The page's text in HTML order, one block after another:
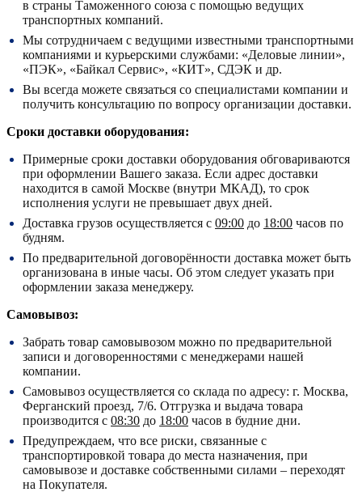
в страны Таможенного союза с помощью ведущих
транспортных компаний.
Мы сотрудничаем с ведущими известными транспортными
компаниями и курьерскими службами: «Деловые линии»,
«ПЭК», «Байкал Сервис», «КИТ», СДЭК и др.
Вы всегда можете связаться со специалистами компании и
получить консультацию по вопросу организации доставки.
Сроки доставки оборудования:
Примерные сроки доставки оборудования обговариваются
при оформлении Вашего заказа. Если адрес доставки
находится в самой Москве (внутри МКАД), то срок
исполнения услуги не превышает двух дней.
Доставка грузов осуществляется с 09:00 до 18:00 часов по
будням.
По предварительной договорённости доставка может быть
организована в иные часы. Об этом следует указать при
оформлении заказа менеджеру.
Самовывоз:
Забрать товар самовывозом можно по предварительной
записи и договоренностями с менеджерами нашей
компании.
Самовывоз осуществляется со склада по адресу: г. Москва,
Ферганский проезд, 7/6. Отгрузка и выдача товара
производится с 08:30 до 18:00 часов в будние дни.
Предупреждаем, что все риски, связанные с
транспортировкой товара до места назначения, при
самовывозе и доставке собственными силами – переходят
на Покупателя.